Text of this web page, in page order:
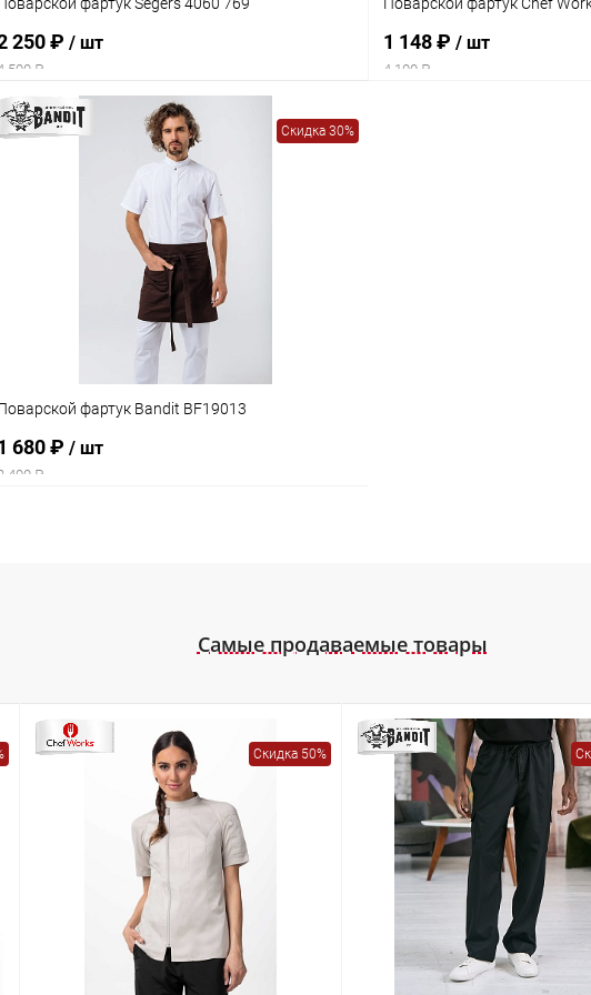
фартук Segers 4060 769
250 ₽ / шт
4 500 ₽
Поварской фартук Chef
1 148 ₽ / шт
4 100 ₽
Скидка 30%
фартук Bandit BF19013
680 ₽ / шт
400 ₽
Самые продаваемые товары
Скидка 50%